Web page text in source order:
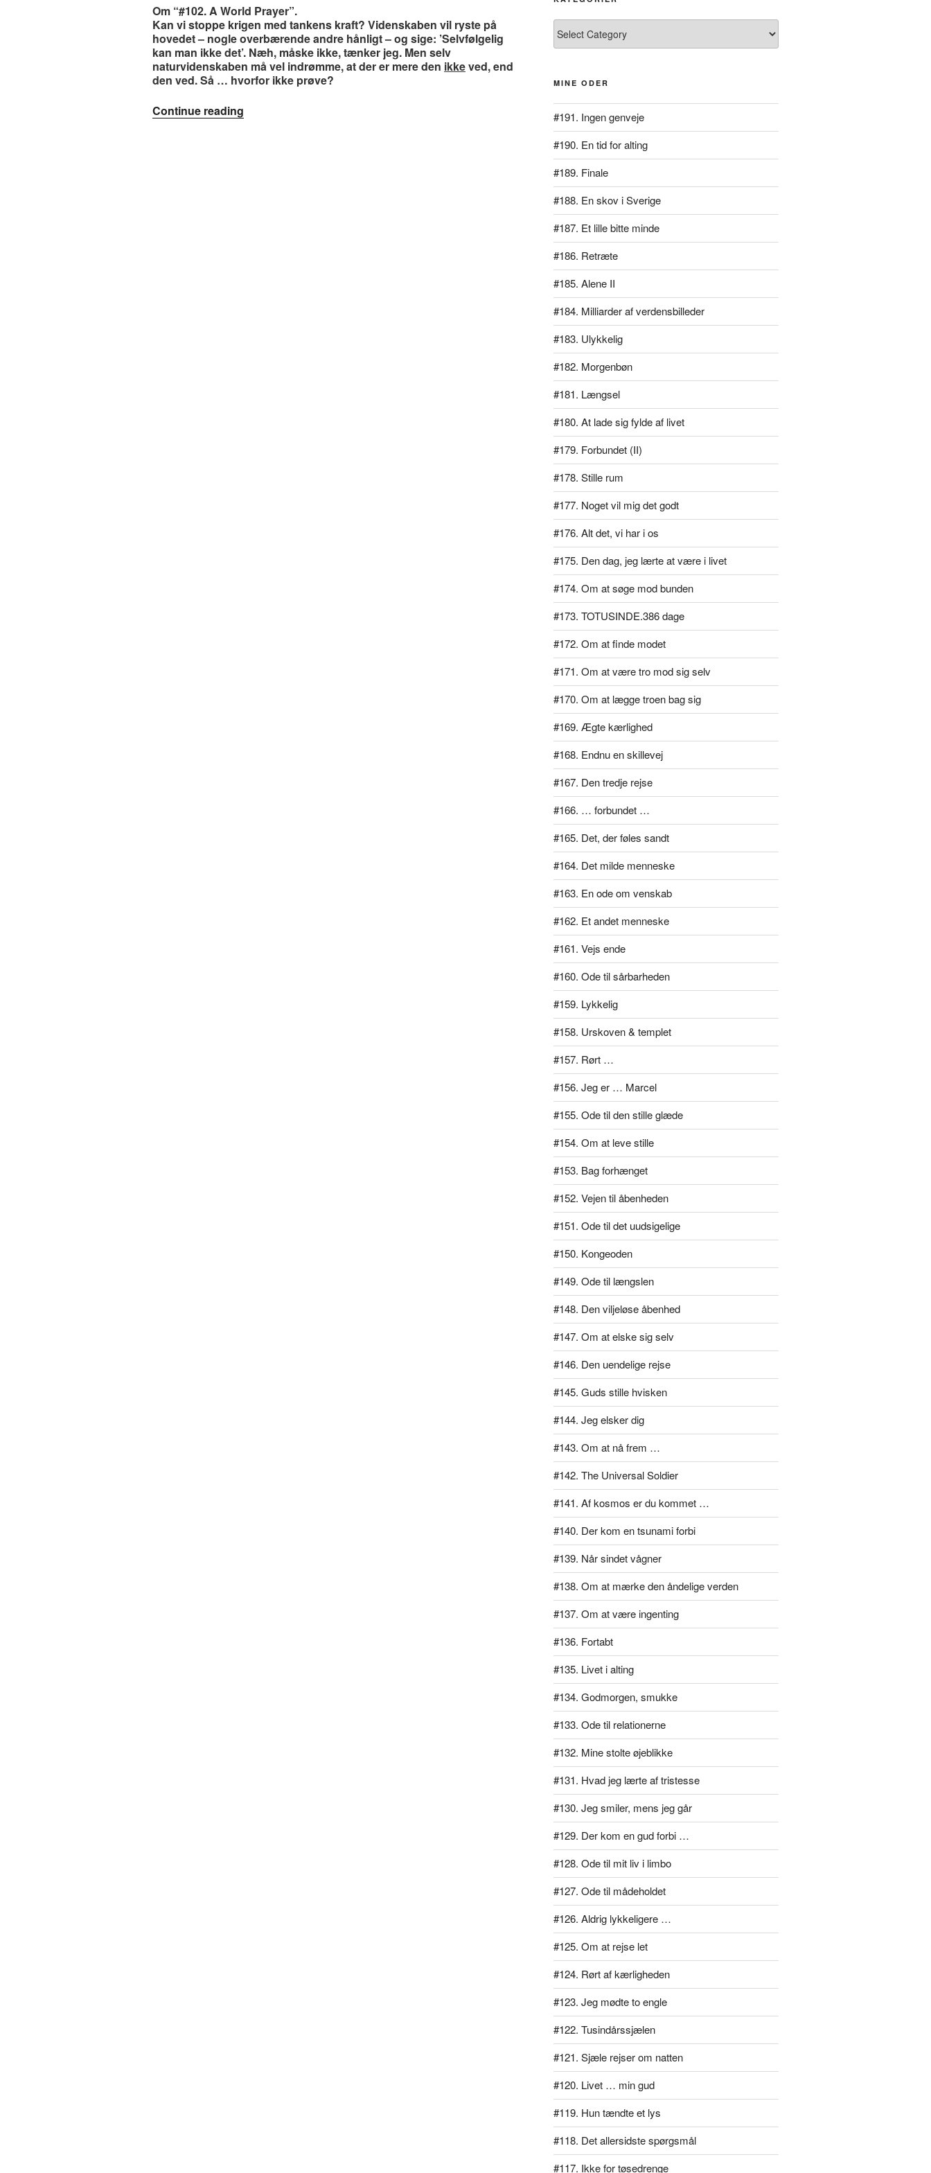
Om “#102. A World Prayer”.
Kan vi stoppe krigen med tankens kraft? Videnskaben vil ryste på
hovedet – nogle overbærende andre hånligt – og sige: ’Selvfølgelig
kan man ikke det’. Næh, måske ikke, tænker jeg. Men selv
naturvidenskaben må vel indrømme, at der er mere den ikkeved, end
den ved. Så … hvorfor ikke prøve?
Continue reading
A
MINE ODER
#191. Ingen genveje
#190. En tid for alting
#189. Finale
#188. En skov i Sverige
#187. Et lille bitte minde
#186. Retræte
#185. Alene II
#184. Milliarder af verdensbilleder
#183. Ulykkelig
#182. Morgenbøn
#181. Længsel
#180. At lade sig fylde af livet
#179. Forbundet (II)
#178. Stille rum
#177. Noget vil mig det godt
#176. Alt det, vi har i os
#175. Den dag, jeg lærte at være i livet
#174. Om at søge mod bunden
#173. TOTUSINDE.386 dage
#172. Om at finde modet
#171. Om at være tro mod sig selv
#170. Om at lægge troen bag sig
#169. Ægte kærlighed
#168. Endnu en skillevej
#167. Den tredje rejse
#166. … forbundet …
#165. Det, der føles sandt
#164. Det milde menneske
#163. En ode om venskab
#162. Et andet menneske
#161. Vejs ende
#160. Ode til sårbarheden
#159. Lykkelig
#158. Urskoven & templet
#157. Rørt …
#156. Jeg er … Marcel
#155. Ode til den stille glæde
#154. Om at leve stille
#153. Bag forhænget
#152. Vejen til åbenheden
#151. Ode til det uudsigelige
#150. Kongeoden
#149. Ode til længslen
#148. Den viljeløse åbenhed
#147. Om at elske sig selv
#146. Den uendelige rejse
#145. Guds stille hvisken
#144. Jeg elsker dig
#143. Om at nå frem …
#142. The Universal Soldier
#141. Af kosmos er du kommet …
#140. Der kom en tsunami forbi
#139. Når sindet vågner
#138. Om at mærke den åndelige verden
#137. Om at være ingenting
#136. Fortabt
#135. Livet i alting
#134. Godmorgen, smukke
#133. Ode til relationerne
#132. Mine stolte øjeblikke
#131. Hvad jeg lærte af tristesse
#130. Jeg smiler, mens jeg går
#129. Der kom en gud forbi …
#128. Ode til mit liv i limbo
#127. Ode til mådeholdet
#126. Aldrig lykkeligere …
#125. Om at rejse let
#124. Rørt af kærligheden
#123. Jeg mødte to engle
#122. Tusindårssjælen
#121. Sjæle rejser om natten
#120. Livet … min gud
#119. Hun tændte et lys
#118. Det allersidste spørgsmål
#117. Ikke for tøsedrenge